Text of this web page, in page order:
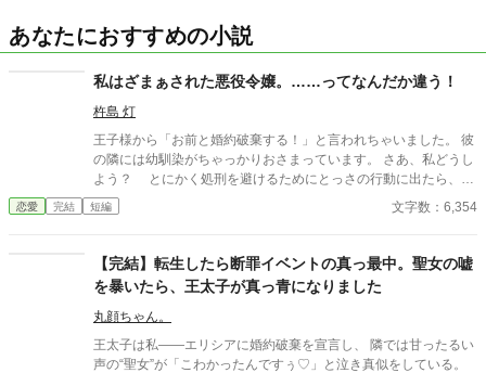
あなたにおすすめの小説
私はざまぁされた悪役令嬢。……ってなんだか違う！
杵島 灯
王子様から「お前と婚約破棄する！」と言われちゃいました。 彼
の隣には幼馴染がちゃっかりおさまっています。 さあ、私どうし
よう？ とにかく処刑を避けるためにとっさの行動に出たら、な
んか変なことになっちゃった……。 小説家になろう、カクヨムに
も投稿中。
恋愛 完結 短編 文字数：6,354
【完結】転生したら断罪イベントの真っ最中。聖女の嘘
を暴いたら、王太子が真っ青になりました
丸顔ちゃん。
王太子は私――エリシアに婚約破棄を宣言し、 隣では甘ったるい
声の“聖女”が「こわかったんですぅ♡」と泣き真似をしている。